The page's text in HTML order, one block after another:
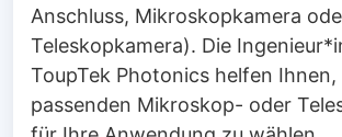
Anschluss, Mikroskopkamera
Teleskopkamera). Die
ToupTek Photonics helfen Ihnen,
passenden Mikroskop- oder